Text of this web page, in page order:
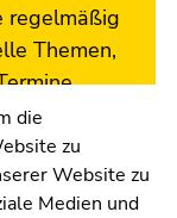
regelmäßig
Themen,
die
zu
Website zu
Medien und